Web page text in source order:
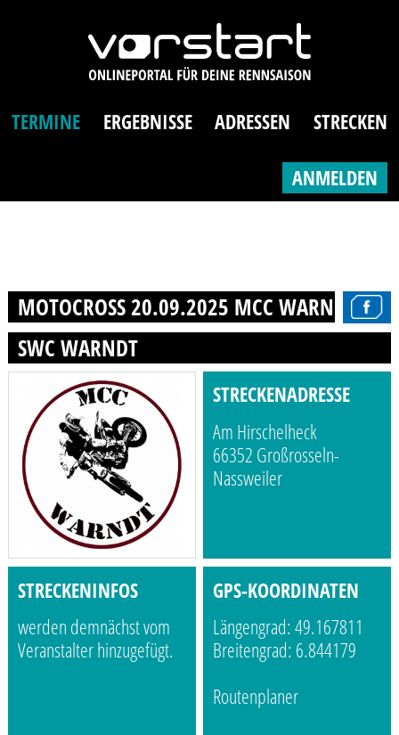
TERMINE ERGEBNISSE ADRESSEN STRECKEN
ANMELDEN
MOTOCROSS 20.09.2025 MCC WARNDT E.
SWC WARNDT
STRECKENADRESSE
Am Hirschelheck
66352 Großrosseln-
Nassweiler
STRECKENINFOS
werden demnächst vom
Veranstalter hinzugefügt.
GPS-KOORDINATEN
Längengrad: 49.167811
Breitengrad: 6.844179
Routenplaner